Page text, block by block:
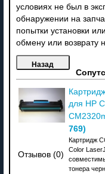
условиях не был в
обнаружении на
попытки установки
обмену или возврату
Отзывов (0)
для HP
769)
Картридж
Color
тонера